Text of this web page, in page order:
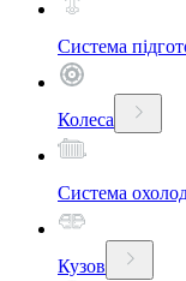
Система
Колеса
Система
Кузов